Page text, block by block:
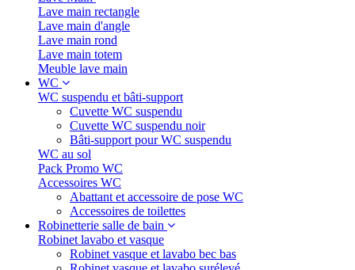
Lave main rectangle
Lave main d'angle
Lave main rond
Lave main totem
Meuble lave main
WC
WC suspendu et bâti-support
Cuvette WC suspendu
Cuvette WC suspendu noir
Bâti-support pour WC suspendu
WC au sol
Pack Promo WC
Accessoires WC
Abattant et accessoire de pose WC
Accessoires de toilettes
Robinetterie salle de bain
Robinet lavabo et vasque
Robinet vasque et lavabo bec bas